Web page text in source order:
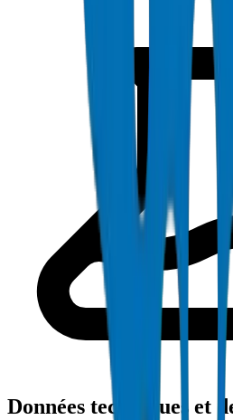
Données techniques et